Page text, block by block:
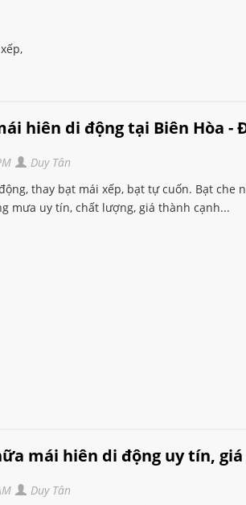
hiên di động tại Biên Hòa -
Duy Tân
thay bạt mái xếp, bạt tự cuốn. Bạt che
mưa uy tín, chất lượng, giá thành cạnh...
mái hiên di động uy tín,
Duy Tân